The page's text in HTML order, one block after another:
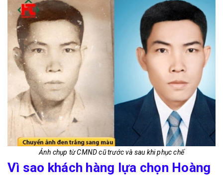
Ảnh chụp từ CMND cũ trước và sau khi phục chế
Vì sao khách hàng lựa chọn Hoàng